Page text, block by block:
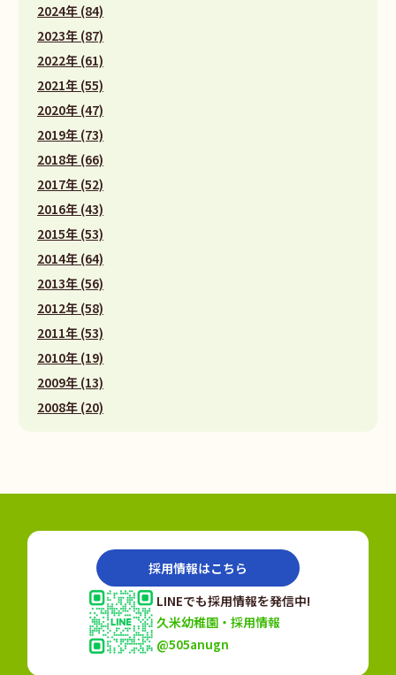
2024年 (84)
2023年 (87)
2022年 (61)
2021年 (55)
2020年 (47)
2019年 (73)
2018年 (66)
2017年 (52)
2016年 (43)
2015年 (53)
2014年 (64)
2013年 (56)
2012年 (58)
2011年 (53)
2010年 (19)
2009年 (13)
2008年 (20)
採用情報はこちら
LINEでも採用情報を発信中!
久米幼稚園・採用情報
@505anugn